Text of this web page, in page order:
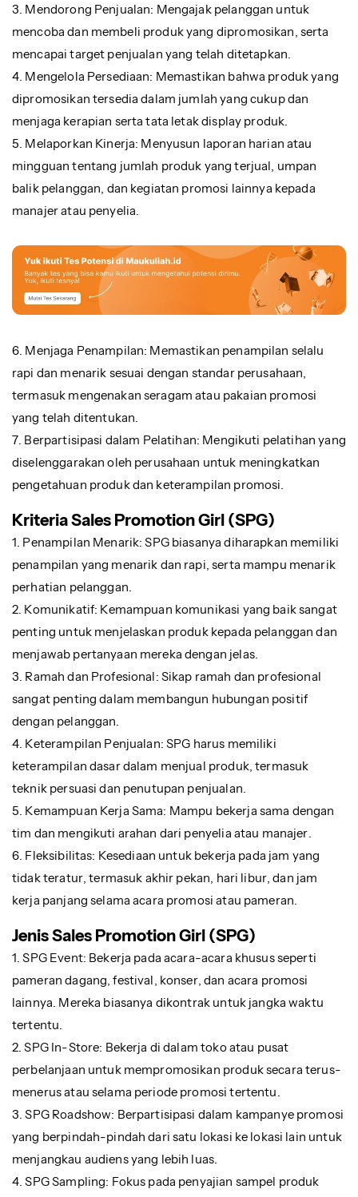
3. Mendorong Penjualan: Mengajak pelanggan untuk
mencoba dan membeli produk yang dipromosikan, serta
mencapai target penjualan yang telah ditetapkan.
4. Mengelola Persediaan: Memastikan bahwa produk yang
dipromosikan tersedia dalam jumlah yang cukup dan
menjaga kerapian serta tata letak display produk.
5. Melaporkan Kinerja: Menyusun laporan harian atau
mingguan tentang jumlah produk yang terjual, umpan
balik pelanggan, dan kegiatan promosi lainnya kepada
manajer atau penyelia.
6. Menjaga Penampilan: Memastikan penampilan selalu
rapi dan menarik sesuai dengan standar perusahaan,
termasuk mengenakan seragam atau pakaian promosi
yang telah ditentukan.
7. Berpartisipasi dalam Pelatihan: Mengikuti pelatihan yang
diselenggarakan oleh perusahaan untuk meningkatkan
pengetahuan produk dan keterampilan promosi.
Kriteria Sales Promotion Girl (SPG)
1. Penampilan Menarik: SPG biasanya diharapkan memiliki
penampilan yang menarik dan rapi, serta mampu menarik
perhatian pelanggan.
2. Komunikatif: Kemampuan komunikasi yang baik sangat
penting untuk menjelaskan produk kepada pelanggan dan
menjawab pertanyaan mereka dengan jelas.
3. Ramah dan Profesional: Sikap ramah dan profesional
sangat penting dalam membangun hubungan positif
dengan pelanggan.
4. Keterampilan Penjualan: SPG harus memiliki
keterampilan dasar dalam menjual produk, termasuk
teknik persuasi dan penutupan penjualan.
5. Kemampuan Kerja Sama: Mampu bekerja sama dengan
tim dan mengikuti arahan dari penyelia atau manajer.
6. Fleksibilitas: Kesediaan untuk bekerja pada jam yang
tidak teratur, termasuk akhir pekan, hari libur, dan jam
kerja panjang selama acara promosi atau pameran.
Jenis Sales Promotion Girl (SPG)
1. SPG Event: Bekerja pada acara-acara khusus seperti
pameran dagang, festival, konser, dan acara promosi
lainnya. Mereka biasanya dikontrak untuk jangka waktu
tertentu.
2. SPG In-Store: Bekerja di dalam toko atau pusat
perbelanjaan untuk mempromosikan produk secara terus-
menerus atau selama periode promosi tertentu.
3. SPG Roadshow: Berpartisipasi dalam kampanye promosi
yang berpindah-pindah dari satu lokasi ke lokasi lain untuk
menjangkau audiens yang lebih luas.
4. SPG Sampling: Fokus pada penyajian sampel produk